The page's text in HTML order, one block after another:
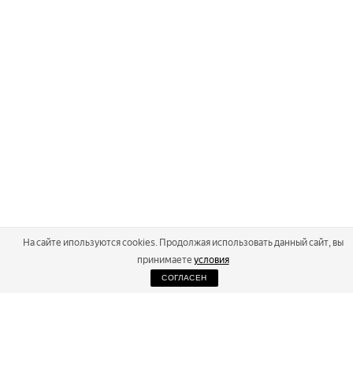
2026
На сайте ипользуются cookies. Продолжая использовать данный сайт, вы
принимаете условия
СОГЛАСЕН